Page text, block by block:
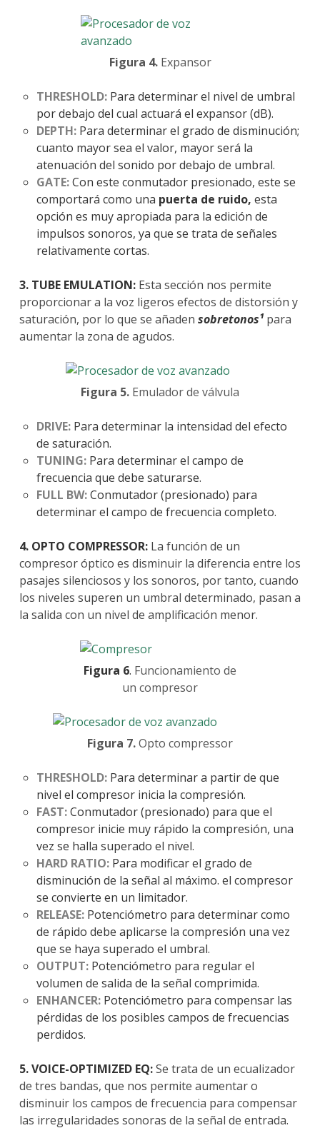
Figura 4.Expansor
THRESHOLD: Para determinar el nivel de umbral
por debajo del cual actuará el expansor (dB).
DEPTH: Para determinar el grado de disminución;
cuanto mayor sea el valor, mayor será la
atenuación del sonido por debajo de umbral.
GATE:Con este conmutador presionado, este se
comportará como una puerta de ruido, esta
opción es muy apropiada para la edición de
impulsos sonoros, ya que se trata de señales
relativamente cortas.
3. TUBE EMULATION: Esta sección nos permite
proporcionar a la voz ligeros efectos de distorsión y
saturación, por lo que se añaden sobretonos¹para
aumentar la zona de agudos.
Figura 5. Emulador de válvula
DRIVE: Para determinar la intensidad del efecto
de saturación.
TUNING: Para determinar el campo de
frecuencia que debe saturarse.
FULL BW:Conmutador (presionado) para
determinar el campo de frecuencia completo.
4. OPTO COMPRESSOR: La función de un
compresor óptico es disminuir la diferencia entre los
pasajes silenciosos y los sonoros, por tanto, cuando
los niveles superen un umbral determinado, pasan a
la salida con un nivel de amplificación menor.
Figura 6. Funcionamiento de
un compresor
Figura 7.Opto compressor
THRESHOLD: Para determinar a partir de que
nivel el compresor inicia la compresión.
FAST:Conmutador (presionado) para que el
compresor inicie muy rápido la compresión, una
vez se halla superado el nivel.
HARD RATIO: Para modificar el grado de
disminución de la señal al máximo. el compresor
se convierte en un limitador.
RELEASE: Potenciómetro para determinar como
de rápido debe aplicarse la compresión una vez
que se haya superado el umbral.
OUTPUT: Potenciómetro para regular el
volumen de salida de la señal comprimida.
ENHANCER: Potenciómetro para compensar las
pérdidas de los posibles campos de frecuencias
perdidos.
5. VOICE-OPTIMIZED EQ:Se trata de un ecualizador
de tres bandas, que nos permite aumentar o
disminuir los campos de frecuencia para compensar
las irregularidades sonoras de la señal de entrada.